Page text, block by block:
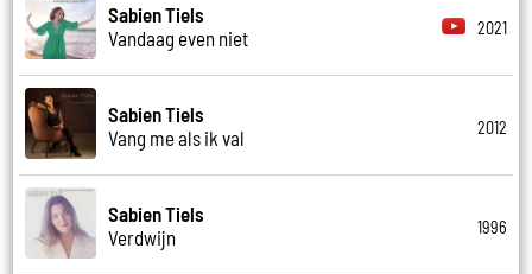
Sabien Tiels
Vandaag even niet
2021
Sabien Tiels
Vang me als ik val
2012
Sabien Tiels
Verdwijn
1996